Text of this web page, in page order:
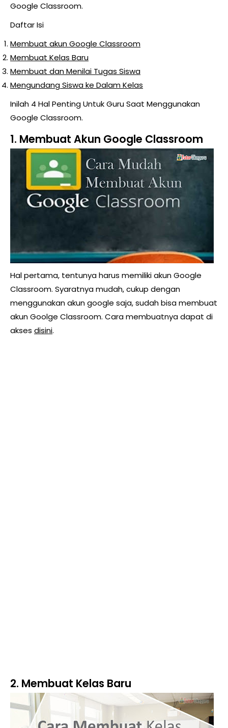
Google Classroom.
Daftar Isi
Membuat akun Google Classroom
Membuat Kelas Baru
Membuat dan Menilai Tugas Siswa
Mengundang Siswa ke Dalam Kelas
Inilah 4 Hal Penting Untuk Guru Saat Menggunakan
Google Classroom.
1. Membuat Akun Google Classroom
Hal pertama, tentunya harus memiliki akun Google
Classroom. Syaratnya mudah, cukup dengan
menggunakan akun google saja, sudah bisa membuat
akun Goolge Classroom. Cara membuatnya dapat di
akses disini.
2. Membuat Kelas Baru